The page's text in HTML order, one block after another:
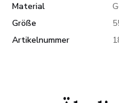
Material
Größe
Artikelnummer